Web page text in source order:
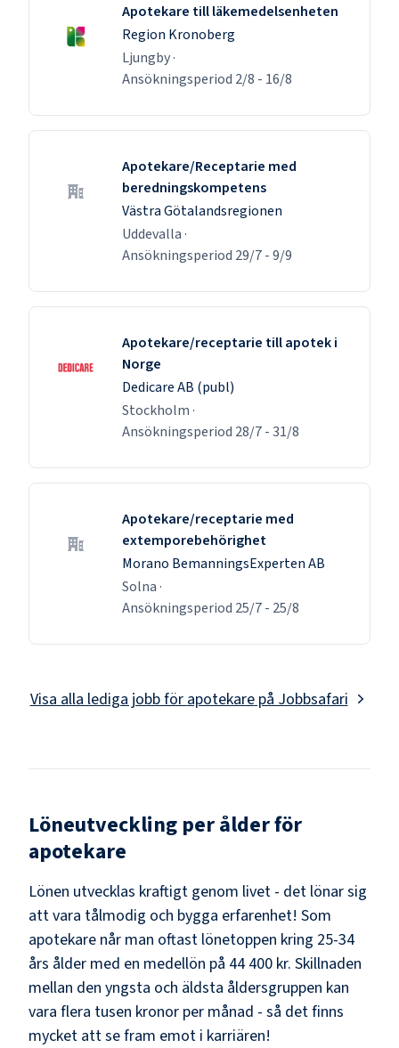
Apotekare till läkemedelsenheten
Region Kronoberg
Ljungby·
Ansökningsperiod 2/8 - 16/8
Apotekare/Receptarie med
beredningskompetens
Västra Götalandsregionen
Uddevalla ·
Ansökningsperiod 29/7-9/9
Apotekare/receptarie till apotek i
Norge
Dedicare AB (publ)
Stockholm ·
Ansökningsperiod 28/7-31/8
Apotekare/receptarie med
extemporebehörighet
Morano BemanningsExperten AB
Solna ·
Ansökningsperiod 25/7- 25/8
Visa alla lediga jobb för apotekarepå Jobbsafari
Löneutveckling per ålder för
apotekare
Lönen utvecklas kraftigt genom livet - det lönar sig
att vara tålmodig och bygga erfarenhet! Som
apotekare når man oftast lönetoppen kring 25-34
års ålder med en medellön på 44 400 kr. Skillnaden
mellan den yngsta och äldsta åldersgruppen kan
vara flera tusen kronor per månad - så det finns
mycket att se fram emot i karriären!